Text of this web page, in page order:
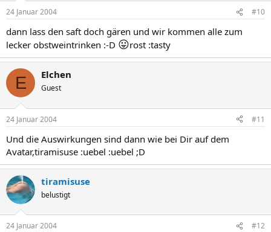
24 Januar 2004 #10
dann lass den saft doch gären und wir kommen alle zum
lecker obstweintrinken :-D 😛rost :tasty
E Elchen
Guest
24 Januar 2004 #11
Und die Auswirkungen sind dann wie bei Dir auf dem
Avatar,tiramisuse :uebel :uebel ;D
tiramisuse
belustigt
24 Januar 2004 #12